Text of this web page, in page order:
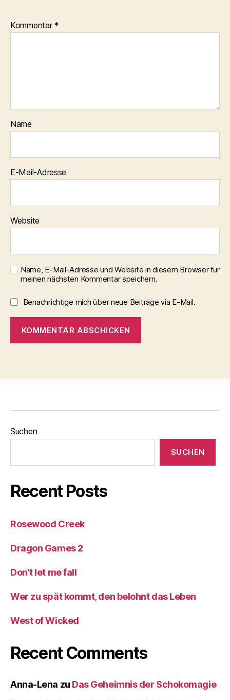
Kommentar *
Name
E-Mail-Adresse
Website
Name, E-Mail-Adresse und Website in diesem Browser für
meinen nächsten Kommentar speichern.
Benachrichtige mich über neue Beiträge via E-Mail.
Suchen
SUCHEN
Recent Posts
Rosewood Creek
Dragon Games 2
Don’t let me fall
Wer zu spät kommt, den belohnt das Leben
West of Wicked
Recent Comments
Anna-Lena zu Das Geheimnis der Schokomagie